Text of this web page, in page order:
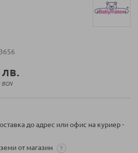
BGN
до адрес или офис на куриер -
от магазин